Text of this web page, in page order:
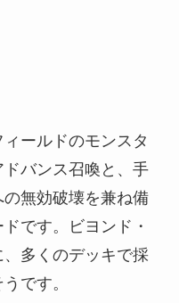
ールドのモンスタ
バンス召喚と、手
無効破壊を兼ね備
です。ビヨンド・
多くのデッキで採
です。